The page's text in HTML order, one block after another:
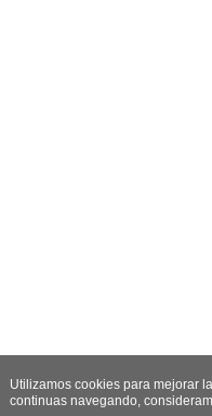
Utilizamos cookies para mejorar
continuas navegando,